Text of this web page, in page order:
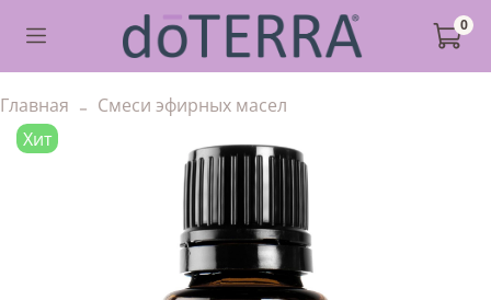
0
Главная
Смеси эфирных масел
Хит